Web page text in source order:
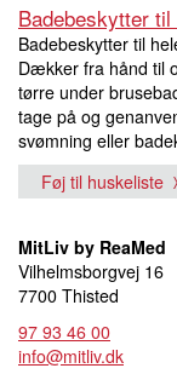
Badebeskytter
Badebeskytter til
Dækker fra hånd til
tørre under
tage på og
svømning eller
Føj til huskeliste
MitLiv by ReaMed
Vilhelmsborgvej 16
7700 Thisted
97 93 46 00
info@mitliv.dk